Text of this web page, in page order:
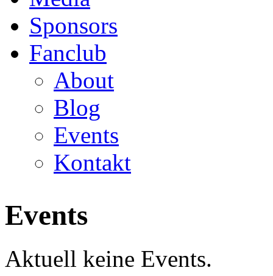
Sponsors
Fanclub
About
Blog
Events
Kontakt
Events
Aktuell keine Events.